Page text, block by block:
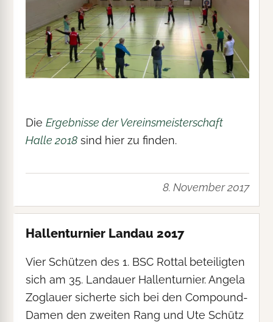
DieErgebnisse der Vereinsmeisterschaft
Halle 2018 sind hier zu finden.
8. November 2017
Hallenturnier Landau 2017
Vier Schützen des 1. BSC Rottal beteiligten
sich am 35. Landauer Hallenturnier. Angela
Zoglauer sicherte sich bei den Compound-
Damen den zweiten Rang und Ute Schütz